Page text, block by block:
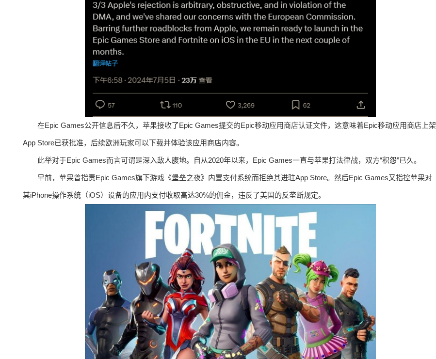
在Epic Games公开信息后不久，苹果接收了Epic Games提交的Epic移动应用商店认证文件，这意味着Epic移动应用商店上架
App Store已获批准，后续欧洲玩家可以下载并体验该应用商店内容。
此举对于Epic Games而言可谓是深入敌人腹地。自从2020年以来，Epic Games一直与苹果打法律战，双方“积怨”已久。
早前，苹果曾指责Epic Games旗下游戏《堡垒之夜》内置支付系统而拒绝其进驻App Store。然后Epic Games又指控苹果对
其iPhone操作系统（iOS）设备的应用内支付收取高达30%的佣金，违反了美国的反垄断规定。